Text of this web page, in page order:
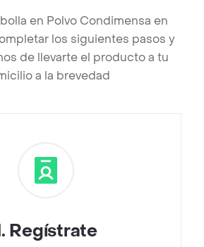
en Polvo Condimensa en
los siguientes pasos y
de llevarte el producto a tu
a la brevedad
. Regístrate